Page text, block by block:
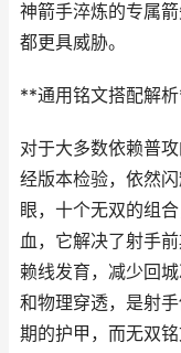
神箭手淬炼的专属
都更具威胁。
**通用铭文搭配解
对于大多数依赖普
经版本检验，依然
眼，十个无双的组
血，它解决了射手
赖线发育，减少回
和物理穿透，是射
期的护甲，而无双